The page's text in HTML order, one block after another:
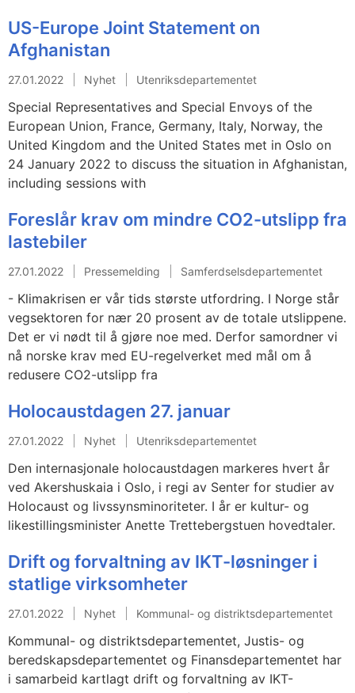
US-Europe Joint Statement on
Afghanistan
27.01.2022 Nyhet Utenriksdepartementet
Special Representatives and Special Envoys of the
European Union, France, Germany, Italy, Norway, the
United Kingdom and the United States met in Oslo on
24 January 2022 to discuss the situation in Afghanistan,
including sessions with
Foreslår krav om mindre CO2-utslipp fra
lastebiler
27.01.2022 Pressemelding Samferdselsdepartementet
- Klimakrisen er vår tids største utfordring. I Norge står
vegsektoren for nær 20 prosent av de totale utslippene.
Det er vi nødt til å gjøre noe med. Derfor samordner vi
nå norske krav med EU-regelverket med mål om å
redusere CO2-utslipp fra
Holocaustdagen 27. januar
27.01.2022 Nyhet Utenriksdepartementet
Den internasjonale holocaustdagen markeres hvert år
ved Akershuskaia i Oslo, i regi av Senter for studier av
Holocaust og livssynsminoriteter. I år er kultur- og
likestillingsminister Anette Trettebergstuen hovedtaler.
Drift og forvaltning av IKT-løsninger i
statlige virksomheter
27.01.2022 Nyhet Kommunal- og distriktsdepartementet
Kommunal- og distriktsdepartementet, Justis- og
beredskapsdepartementet og Finansdepartementet har
i samarbeid kartlagt drift og forvaltning av IKT-